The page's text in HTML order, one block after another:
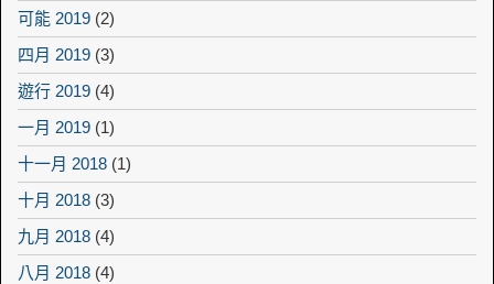
可能 2019 (2)
四月 2019 (3)
遊行 2019 (4)
一月 2019 (1)
十一月 2018 (1)
十月 2018 (3)
九月 2018 (4)
八月 2018 (4)